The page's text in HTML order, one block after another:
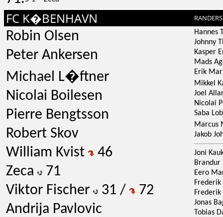
FC K�BENHAVN
Robin Olsen
Peter Ankersen
Michael L�ftner
Nicolai Boilesen
Pierre Bengtsson
Robert Skov
William Kvist
46
Zeca
71
Viktor Fischer
31 /
72
Andrija Pavlovic
Hannes
Johnny
Kasper
Mads
Erik
Mikkel
Joel
Nicolai
Saba
Jakob
Joni
Brandur
Eero
Frederik
Jonas
Tobias